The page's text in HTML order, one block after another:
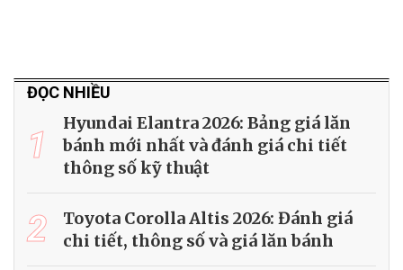
ĐỌC NHIỀU
1
Hyundai Elantra 2026: Bảng giá lăn
bánh mới nhất và đánh giá chi tiết
thông số kỹ thuật
2
Toyota Corolla Altis 2026: Đánh giá
chi tiết, thông số và giá lăn bánh